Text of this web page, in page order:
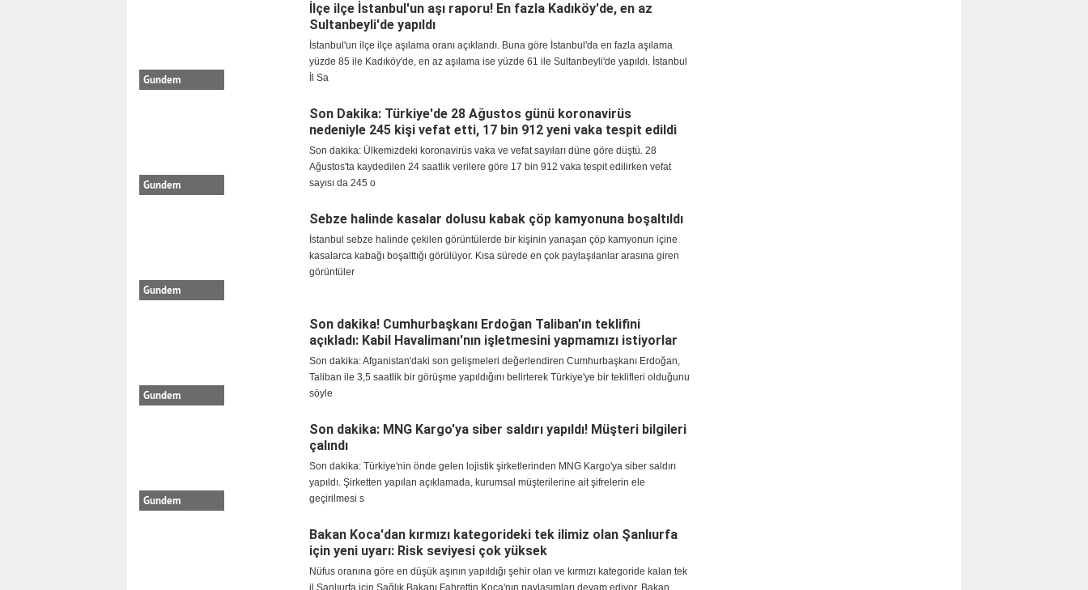
Gundem
İlçe ilçe İstanbul'un aşı raporu! En fazla Kadıköy'de, en az
Sultanbeyli'de yapıldı
İstanbul'un ilçe ilçe aşılama oranı açıklandı. Buna göre İstanbul'da en fazla aşılama
yüzde 85 ile Kadıköy'de, en az aşılama ise yüzde 61 ile Sultanbeyli'de yapıldı. İstanbul
İl Sa
Gundem
Son Dakika: Türkiye'de 28 Ağustos günü koronavirüs
nedeniyle 245 kişi vefat etti, 17 bin 912 yeni vaka tespit edildi
Son dakika: Ülkemizdeki koronavirüs vaka ve vefat sayıları düne göre düştü. 28
Ağustos'ta kaydedilen 24 saatlik verilere göre 17 bin 912 vaka tespit edilirken vefat
sayısı da 245 o
Gundem
Sebze halinde kasalar dolusu kabak çöp kamyonuna boşaltıldı
İstanbul sebze halinde çekilen görüntülerde bir kişinin yanaşan çöp kamyonun içine
kasalarca kabağı boşalttığı görülüyor. Kısa sürede en çok paylaşılanlar arasına giren
görüntüler
Gundem
Son dakika! Cumhurbaşkanı Erdoğan Taliban'ın teklifini
açıkladı: Kabil Havalimanı'nın işletmesini yapmamızı istiyorlar
Son dakika: Afganistan'daki son gelişmeleri değerlendiren Cumhurbaşkanı Erdoğan,
Taliban ile 3,5 saatlik bir görüşme yapıldığını belirterek Türkiye'ye bir teklifleri olduğunu
söyle
Gundem
Son dakika: MNG Kargo'ya siber saldırı yapıldı! Müşteri bilgileri
çalındı
Son dakika: Türkiye'nin önde gelen lojistik şirketlerinden MNG Kargo'ya siber saldırı
yapıldı. Şirketten yapılan açıklamada, kurumsal müşterilerine ait şifrelerin ele
geçirilmesi s
Bakan Koca'dan kırmızı kategorideki tek ilimiz olan Şanlıurfa
için yeni uyarı: Risk seviyesi çok yüksek
Nüfus oranına göre en düşük aşının yapıldığı şehir olan ve kırmızı kategoride kalan tek
il Şanlıurfa için Sağlık Bakanı Fahrettin Koca'nın paylaşımları devam ediyor. Bakan